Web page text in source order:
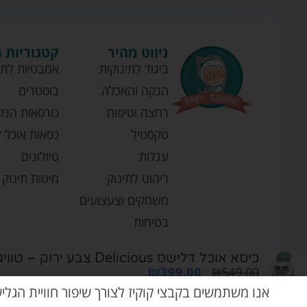
כיסא אוכל דלישס Delicious צבע ירוק – טוויגי Twigy
₪549.00
₪399.00
ניווט מהיר
ביגוד לתינוקות
הנקה והאכלה
רחצה וטיפוח
טקסטיל
עגלות
ריהוט לתינוק
משחקים וצעצועים
בטיחות
אמבטיות
בוסטרים
כורסאות
כסאות אוכל
טיולונים
מיטות תינוק
אנו משתמשים בקבצי קוקיז לצורך שיפור חוויית